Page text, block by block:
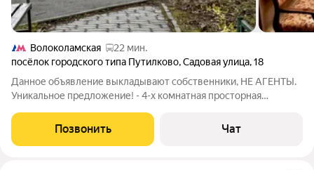
Волоколамская
22 мин.
посёлок городского типа Путилково,Садовая улица,18
Данное объявление выкладывают собственники, НЕ АГЕНТЫ.
Уникальное предложение! - 4-х комнатная просторная
доступности, школа и детский садик, амбулатория-
поликлиника, торговый центр Вэйпарк (с
Позвонить Чат